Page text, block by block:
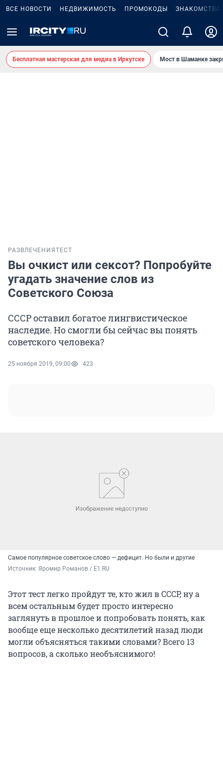
ВСЕ НОВОСТИ НЕДВИЖИМОСТЬ ПРОМОКОДЫ ЗНАКОМСТВА
Бесплатная мастерская для медиа в Иркутске Мост в Шаманке
РАЗВЛЕЧЕНИЯ ТЕСТ
Вы очкист или сексот? Попробуйте
угадать значение слов из
Советского Союза
СССР оставил богатое лингвистическое
наследие. Но смогли бы сейчас вы понять
советского человека?
25 ноября 2019, 09:00 423
Самое популярное советское слово — дефицит. Но были и другие
Источник: Яромир Романов / E1.RU
Этот тест легко пройдут те, кто жил в СССР, ну а
всем остальным будет просто интересно
заглянуть в прошлое и попробовать понять, как
вообще еще несколько десятилетий назад люди
могли объясняться такими словами? Всего 13
вопросов, а сколько необъяснимого!